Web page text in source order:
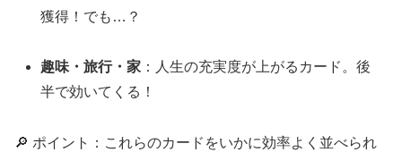
獲得！でも…？
趣味・旅行・家 ：人生の充実度が上がるカード。後
半で効いてくる！
🔎 ポイント：これらのカードをいかに効率よく並べられ